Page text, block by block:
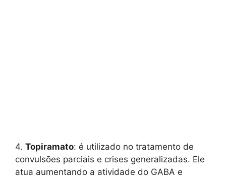
4. Topiramato: é utilizado no tratamento de
convulsões parciais e crises generalizadas. Ele
atua aumentando a atividade do GABA e